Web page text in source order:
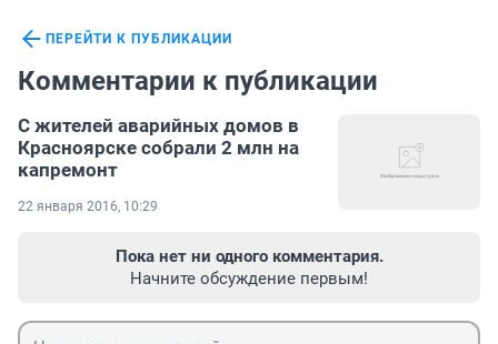
ПЕРЕЙТИ К ПУБЛИКАЦИИ
Комментарии к публикации
С жителей аварийных домов в
Красноярске собрали 2 млн на
капремонт
22 января 2016, 10:29
Пока нет ни одного комментария.
Начните обсуждение первым!